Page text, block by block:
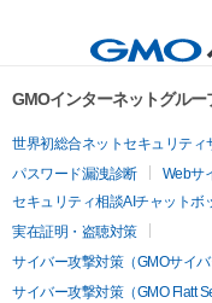
GMOインターネットグル
世界初総合ネットセキュリティ
パスワード漏洩診断
Webサ
セキュリティ相談AIチャットボ
実在証明・盗聴対策
サイバー攻撃対策（GMOサイ
サイバー攻撃対策（GMO Flatt